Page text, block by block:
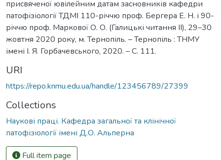
присвяченої ювілейним датам засновників кафедри
патофізіології ТДМІ 110-річчю проф. Бергера Е. Н. і 90-
річчю проф. Маркової О. О. (Галицькі читання ІІ), 29–30
жовтня 2020 року, м. Тернопіль. – Тернопіль : ТНМУ
імені І. Я. Горбачевського, 2020. – С. 111.
URI
https://repo.knmu.edu.ua/handle/123456789/27399
Collections
Наукові праці. Кафедра загальної та клінічної
патофізіології імені Д.О. Альперна
Full item page